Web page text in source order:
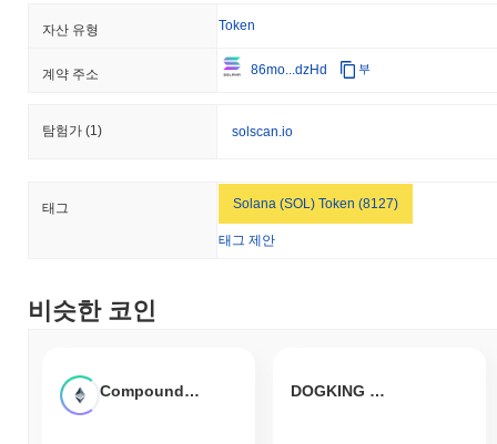
자산 유형 Token
계약 주소 86mo...dzHd 부
탐험가 (1) solscan.io
태그 Solana (SOL) Token (8127)
태그 제안
비슷한 코인
Compound Ether DOGKING TOKEN